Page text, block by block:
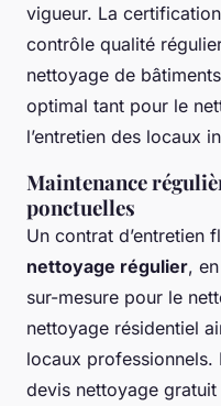
vigueur. La
contrôle qualité
nettoyage de
optimal tant pour le
l’entretien des locaux
Maintenance
ponctuelles
Un contrat d’entretien
nettoyage régulier,
sur-mesure pour le
nettoyage résidentiel
locaux professionnels.
devis nettoyage